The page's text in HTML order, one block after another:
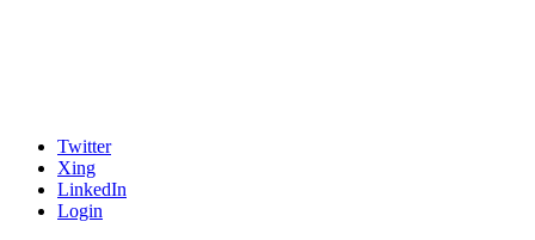
Twitter
Xing
LinkedIn
Login